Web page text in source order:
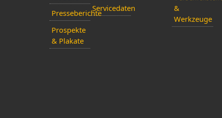
Presseberichte
Prospekte
& Plakate
Servicedaten
&
Werkzeuge